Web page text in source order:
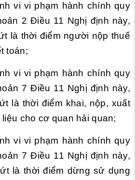
vi vi phạm hành chính quy
2 Điều 11 Nghị định này,
là thời điểm người nộp thuế
toán;
vi vi phạm hành chính quy
7 Điều 11 Nghị định này,
là thời điểm khai, nộp, xuất
cho cơ quan hải quan;
vi vi phạm hành chính quy
7 Điều 11 Nghị định này,
là thời điểm dừng sử dụng